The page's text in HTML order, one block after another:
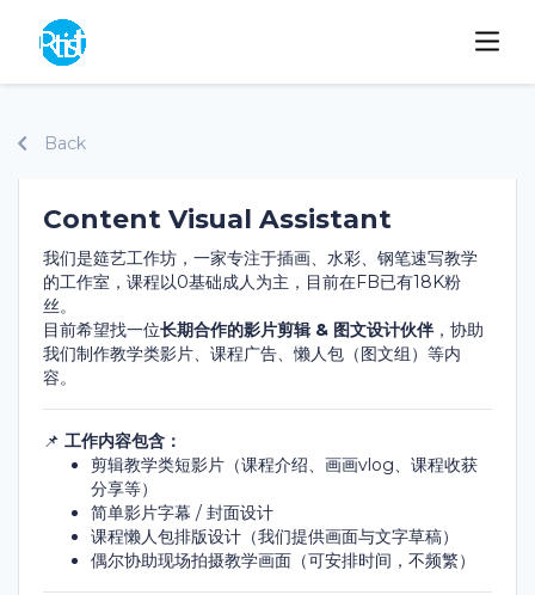
Back
Content Visual Assistant
我们是筵艺工作坊，一家专注于插画、水彩、钢笔速写教学
的工作室，课程以0基础成人为主，目前在FB已有18K粉
丝。
目前希望找一位长期合作的影片剪辑 & 图文设计伙伴，协助
我们制作教学类影片、课程广告、懒人包（图文组）等内
容。
📌 工作内容包含：
剪辑教学类短影片（课程介绍、画画vlog、课程收获
分享等）
简单影片字幕 / 封面设计
课程懒人包排版设计（我们提供画面与文字草稿）
偶尔协助现场拍摄教学画面（可安排时间，不频繁）